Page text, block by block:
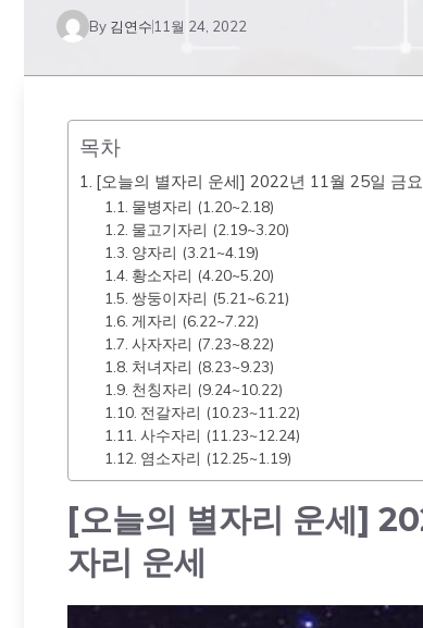
By 김연수 11월 24, 2022
목차
[오늘의 별자리 운세] 2022년 11월 25일 금
물병자리 (1.20~2.18)
물고기자리 (2.19~3.20)
양자리 (3.21~4.19)
황소자리 (4.20~5.20)
쌍둥이자리 (5.21~6.21)
게자리 (6.22~7.22)
사자자리 (7.23~8.22)
처녀자리 (8.23~9.23)
천칭자리 (9.24~10.22)
전갈자리 (10.23~11.22)
사수자리 (11.23~12.24)
염소자리 (12.25~1.19)
[오늘의 별자리 운세]
자리 운세